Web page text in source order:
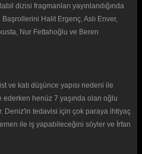
dizisi fragmanları yayınlandığında
Halit Ergenç, Aslı Enver,
Nur Fettahoğlu ve Beren
ve katı düşünce yapısı nedeni ile
ederken henüz 7 yaşında olan oğlu
Deniz'in tedavisi için çok paraya ihtiyaç
ile iş yapabileceğini söyler ve İrfan